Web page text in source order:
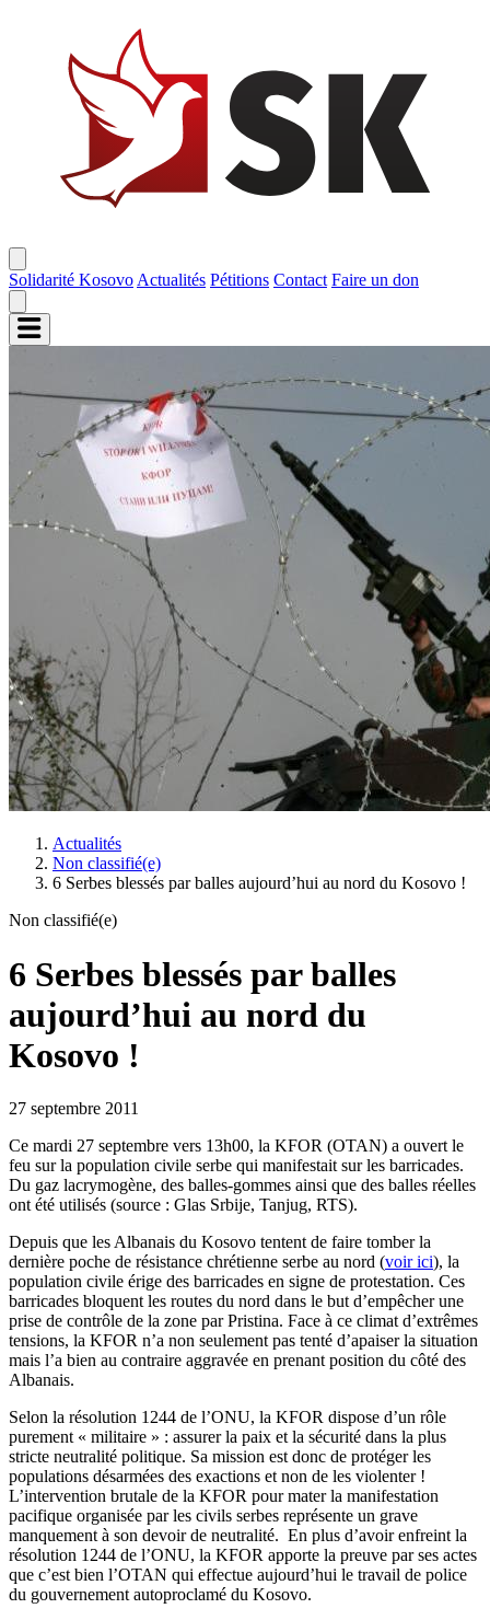
Solidarité Kosovo Actualités Pétitions Contact Faire un don
Actualités
Non classifié(e)
6 Serbes blessés par balles aujourd’hui au nord du Kosovo !
Non classifié(e)
6 Serbes blessés par balles
aujourd’hui au nord du
Kosovo !
27 septembre 2011
Ce mardi 27 septembre vers 13h00, la KFOR (OTAN) a ouvert le
feu sur la population civile serbe qui manifestait sur les barricades.
Du gaz lacrymogène, des balles-gommes ainsi que des balles réelles
ont été utilisés (source : Glas Srbije, Tanjug, RTS).
Depuis que les Albanais du Kosovo tentent de faire tomber la
dernière poche de résistance chrétienne serbe au nord (voir ici), la
population civile érige des barricades en signe de protestation. Ces
barricades bloquent les routes du nord dans le but d’empêcher une
prise de contrôle de la zone par Pristina. Face à ce climat d’extrêmes
tensions, la KFOR n’a non seulement pas tenté d’apaiser la situation
mais l’a bien au contraire aggravée en prenant position du côté des
Albanais.
Selon la résolution 1244 de l’ONU, la KFOR dispose d’un rôle
purement « militaire » : assurer la paix et la sécurité dans la plus
stricte neutralité politique. Sa mission est donc de protéger les
populations désarmées des exactions et non de les violenter !
L’intervention brutale de la KFOR pour mater la manifestation
pacifique organisée par les civils serbes représente un grave
manquement à son devoir de neutralité. En plus d’avoir enfreint la
résolution 1244 de l’ONU, la KFOR apporte la preuve par ses actes
que c’est bien l’OTAN qui effectue aujourd’hui le travail de police
du gouvernement autoproclamé du Kosovo.